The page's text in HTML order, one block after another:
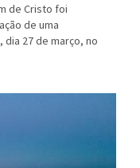
de Cristo foi
de uma
27 de março, no